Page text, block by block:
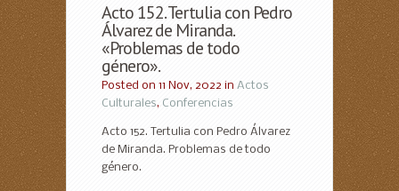
Acto 152. Tertulia con Pedro
Álvarez de Miranda.
«Problemas de todo
género».
Posted on 11 Nov, 2022 in Actos
Culturales, Conferencias
Acto 152. Tertulia con Pedro Álvarez
de Miranda. Problemas de todo
género.